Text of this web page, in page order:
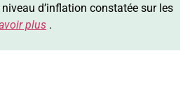
d’inflation constatée sur les
plus .